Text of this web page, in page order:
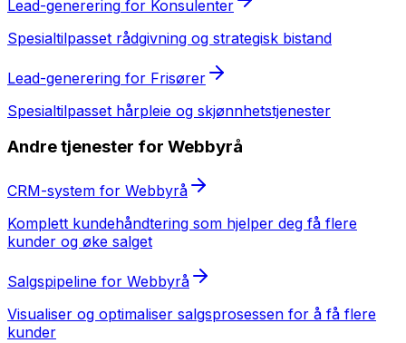
Lead-generering for Konsulenter
Spesialtilpasset rådgivning og strategisk bistand
Lead-generering for Frisører
Spesialtilpasset hårpleie og skjønnhetstjenester
Andre tjenester for Webbyrå
CRM-system for Webbyrå
Komplett kundehåndtering som hjelper deg få flere
kunder og øke salget
Salgspipeline for Webbyrå
Visualiser og optimaliser salgsprosessen for å få flere
kunder